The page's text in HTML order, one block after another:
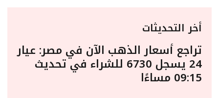
أخر التحديثات
تراجع أسعار الذهب الآن في مصر: عيار
24 يسجل 6730 للشراء في تحديث
09:15 مساءًا